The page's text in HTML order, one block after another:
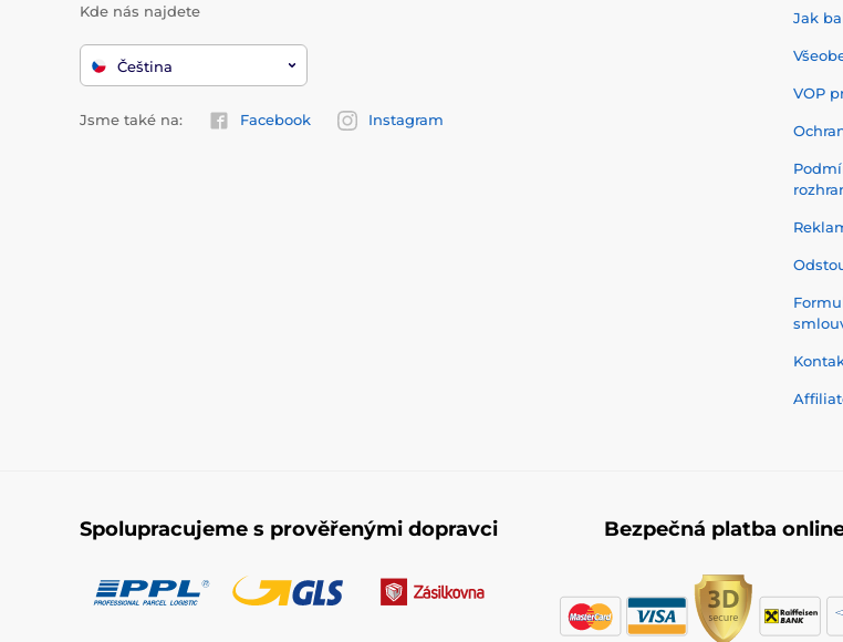
Kde nás najdete
Čeština
Jsme také na: Facebook Instagram
Jak
VOP
Spolupracujeme s prověřenými dopravci Bezpečná platba